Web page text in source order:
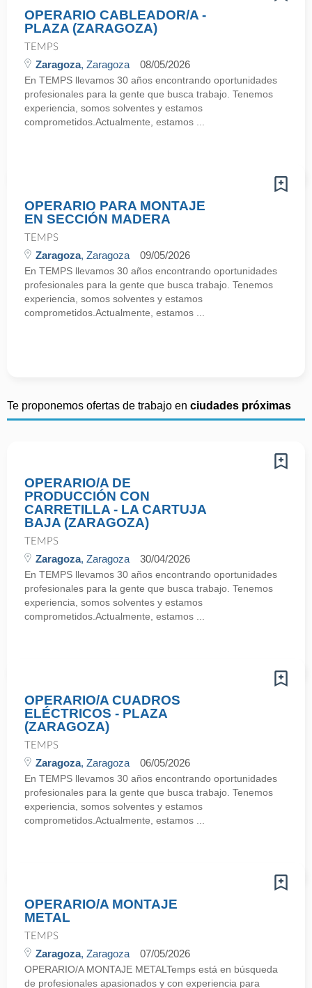
OPERARIO CABLEADOR/A -
PLAZA (ZARAGOZA)
TEMPS
Zaragoza, Zaragoza 08/05/2026
En TEMPS llevamos 30 años encontrando oportunidades
profesionales para la gente que busca trabajo. Tenemos
experiencia, somos solventes y estamos
comprometidos.Actualmente, estamos ...
OPERARIO PARA MONTAJE
EN SECCIÓN MADERA
TEMPS
Zaragoza, Zaragoza 09/05/2026
En TEMPS llevamos 30 años encontrando oportunidades
profesionales para la gente que busca trabajo. Tenemos
experiencia, somos solventes y estamos
comprometidos.Actualmente, estamos ...
Te proponemos ofertas de trabajo en ciudades próximas
OPERARIO/A DE
PRODUCCIÓN CON
CARRETILLA - LA CARTUJA
BAJA (ZARAGOZA)
TEMPS
Zaragoza, Zaragoza 30/04/2026
En TEMPS llevamos 30 años encontrando oportunidades
profesionales para la gente que busca trabajo. Tenemos
experiencia, somos solventes y estamos
comprometidos.Actualmente, estamos ...
OPERARIO/A CUADROS
ELÉCTRICOS - PLAZA
(ZARAGOZA)
TEMPS
Zaragoza, Zaragoza 06/05/2026
En TEMPS llevamos 30 años encontrando oportunidades
profesionales para la gente que busca trabajo. Tenemos
experiencia, somos solventes y estamos
comprometidos.Actualmente, estamos ...
OPERARIO/A MONTAJE
METAL
TEMPS
Zaragoza, Zaragoza 07/05/2026
OPERARIO/A MONTAJE METALTemps está en búsqueda
de profesionales apasionados y con experiencia para